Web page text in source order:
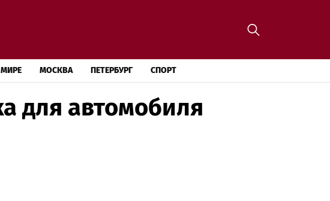
МОСКВА ПЕТЕРБУРГ СПОРТ
для автомобиля